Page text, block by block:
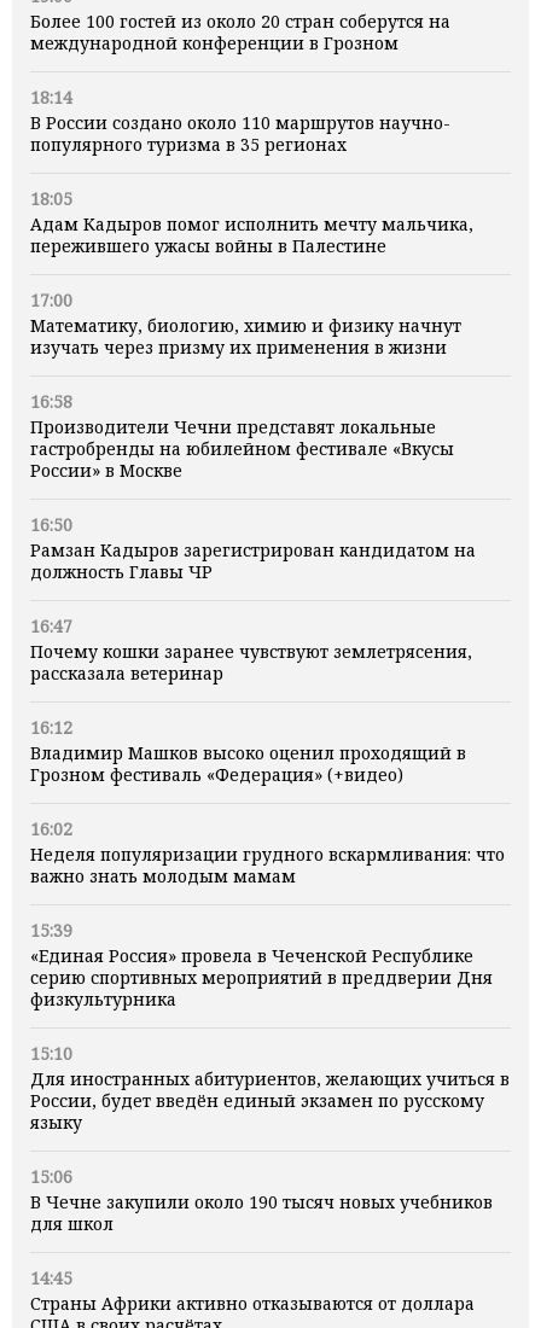
Более 100 гостей из около 20 стран соберутся на
международной конференции в Грозном
18:14
В России создано около 110 маршрутов научно-
популярного туризма в 35 регионах
18:05
Адам Кадыров помог исполнить мечту мальчика,
пережившего ужасы войны в Палестине
17:00
Математику, биологию, химию и физику начнут
изучать через призму их применения в жизни
16:58
Производители Чечни представят локальные
гастробренды на юбилейном фестивале «Вкусы
России» в Москве
16:50
Рамзан Кадыров зарегистрирован кандидатом на
должность Главы ЧР
16:47
Почему кошки заранее чувствуют землетрясения,
рассказала ветеринар
16:12
Владимир Машков высоко оценил проходящий в
Грозном фестиваль «Федерация» (+видео)
16:02
Неделя популяризации грудного вскармливания: что
важно знать молодым мамам
15:39
«Единая Россия» провела в Чеченской Республике
серию спортивных мероприятий в преддверии Дня
физкультурника
15:10
Для иностранных абитуриентов, желающих учиться в
России, будет введён единый экзамен по русскому
языку
15:06
В Чечне закупили около 190 тысяч новых учебников
для школ
14:45
Страны Африки активно отказываются от доллара